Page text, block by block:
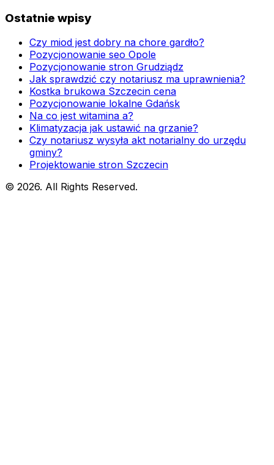
Ostatnie wpisy
Czy miod jest dobry na chore gardło?
Pozycjonowanie seo Opole
Pozycjonowanie stron Grudziądz
Jak sprawdzić czy notariusz ma uprawnienia?
Kostka brukowa Szczecin cena
Pozycjonowanie lokalne Gdańsk
Na co jest witamina a?
Klimatyzacja jak ustawić na grzanie?
Czy notariusz wysyła akt notarialny do urzędu
gminy?
Projektowanie stron Szczecin
© 2026. All Rights Reserved.